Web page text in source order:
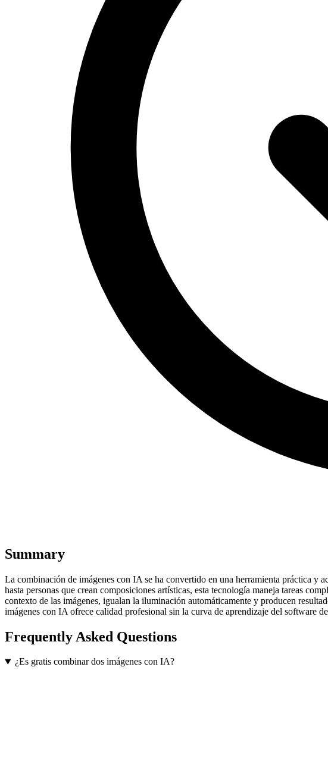
Summary
La combinación de imágenes con IA se ha convertido en una herramienta práctica y
hasta personas que crean composiciones artísticas, esta tecnología maneja tareas
contexto de las imágenes, igualan la iluminación automáticamente y producen
imágenes con IA ofrece calidad profesional sin la curva de aprendizaje del software
Frequently Asked Questions
¿Es gratis combinar dos imágenes con IA?